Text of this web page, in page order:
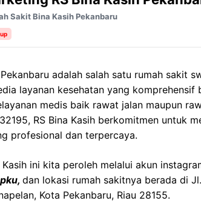
Sakit Bina Kasih Pekanbaru
Pekanbaru adalah salah satu rumah sakit
layanan kesehatan yang komprehensif
medis baik rawat jalan maupun
RS Bina Kasih berkomitmen untuk
profesional dan terpercaya.
Kasih ini kita peroleh melalui akun
dan lokasi rumah sakitnya berada di
Kota Pekanbaru, Riau 28155.